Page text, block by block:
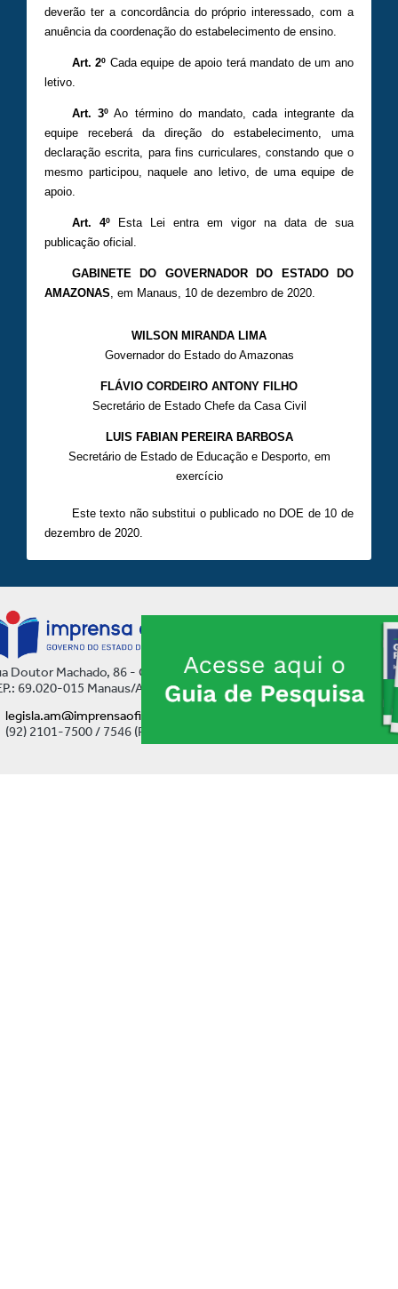
deverão ter a concordância do próprio interessado, com a
anuência da coordenação do estabelecimento de ensino.
Art. 2º Cada equipe de apoio terá mandato de um ano
letivo.
Art. 3º Ao término do mandato, cada integrante da
equipe receberá da direção do estabelecimento, uma
declaração escrita, para fins curriculares, constando que o
mesmo participou, naquele ano letivo, de uma equipe de
apoio.
Art. 4ºEsta Lei entra em vigor na data de sua
publicação oficial.
GABINETE DO GOVERNADOR DO ESTADO DO
AMAZONAS, em Manaus, 10 de dezembro de 2020.
WILSON MIRANDA LIMA
Governador do Estado do Amazonas
FLÁVIO CORDEIRO ANTONY FILHO
Secretário de Estado Chefe da Casa Civil
LUIS FABIAN PEREIRA BARBOSA
Secretário de Estado de Educação e Desporto, em
exercício
Este texto não substitui o publicado no DOE de 10 de
dezembro de 2020.
Doutor Machado, 86 - Centro
69.020-015 Manaus/AM
legisla.am@imprensaoficial.am.gov.br
(92) 2101-7500 / 7546 (Ramal)